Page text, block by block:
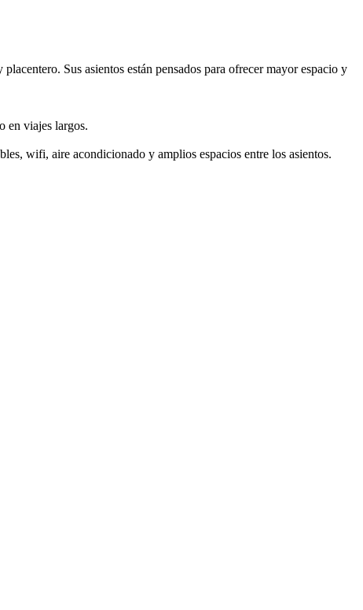
Sus asientos están pensados para ofrecer mayor espacio y
en viajes largos.
wifi, aire acondicionado y amplios espacios entre los asientos.